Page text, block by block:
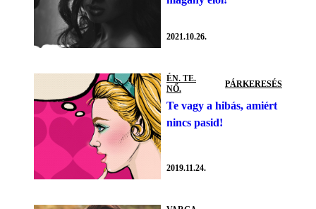
2021.10.26.
ÉN. TE.
NŐ.
PÁRKERESÉS
Te vagy a hibás, amiért
nincs pasid!
2019.11.24.